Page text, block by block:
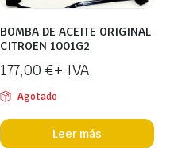
BOMBA DE ACEITE ORIGINAL
CITROEN 1001G2
177,00 €+ IVA
Agotado
Leer más